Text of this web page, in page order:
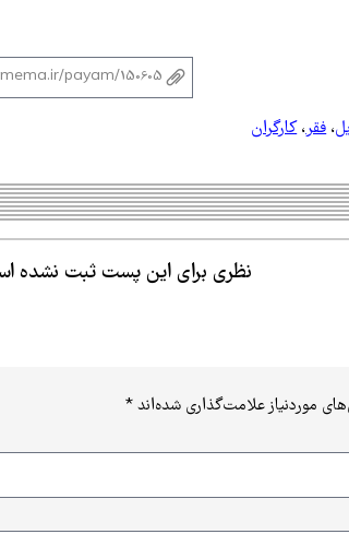
،فقر،کارگران
نظری برای این پست ثبت نشده
موردنیاز علامت‌گذاری شده‌اند*